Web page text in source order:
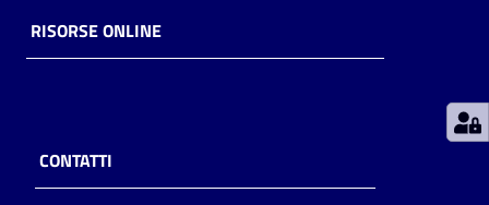
storico
per
RISORSE ONLINE
CONTATTI